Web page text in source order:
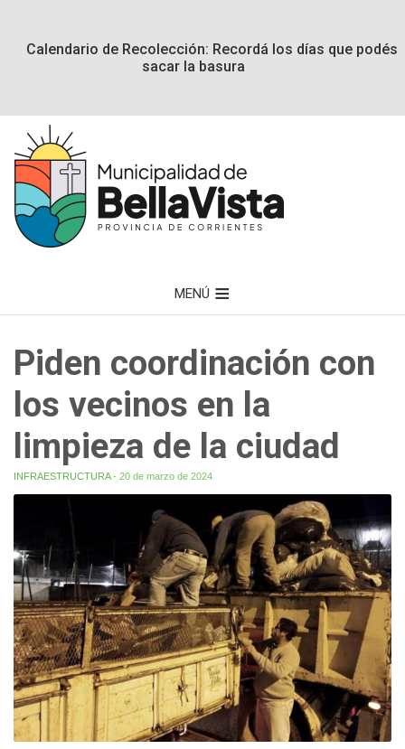
Calendario de Recolección: Recordá los días que podés
sacar la basura
MENÚ
Piden coordinación con
los vecinos en la
limpieza de la ciudad
INFRAESTRUCTURA- 20 de marzo de 2024